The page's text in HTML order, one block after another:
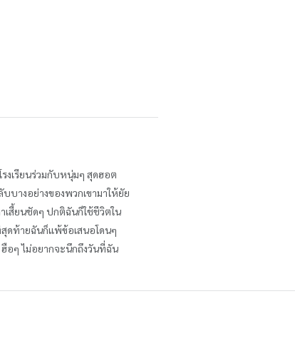
งเรียนร่วมกับหนุ่มๆ สุดฮอต
บางอย่างของพวกเขามาให้ยัย
าเสี้ยนชัดๆ ปกติฉันก็ใช้ชีวิตใน
ดท้ายฉันก็แพ้ข้อเสนอโดนๆ
ฮือๆ ไม่อยากจะนึกถึงวันที่ฉัน